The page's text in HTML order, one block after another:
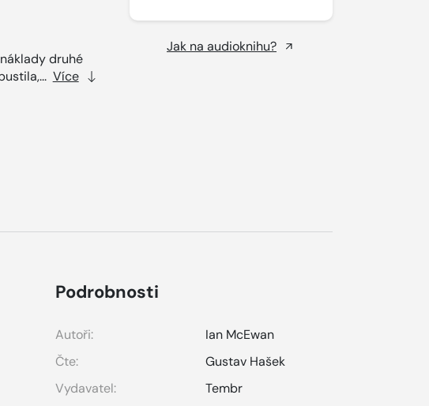
druhé
Více
Jak na audioknihu?
Podrobnosti
Autoři:
Ian McEwan
Čte:
Gustav Hašek
Vydavatel:
Tembr